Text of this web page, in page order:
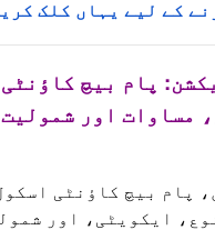
کے لیے یہاں کلک
پام بیچ
مساوات اور
پام بیچ کاؤنٹی